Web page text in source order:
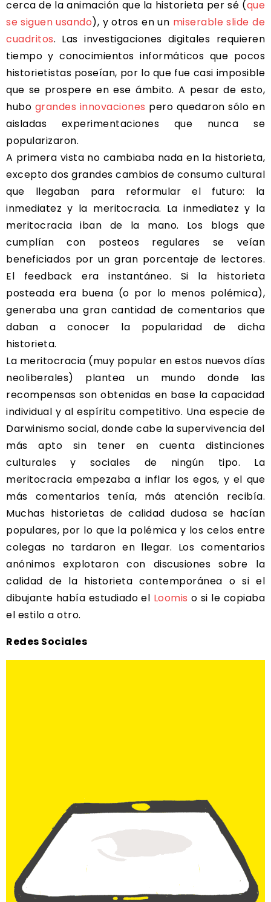
cerca de la animación que la historieta per sé (que
se siguen usando), y otros en un miserable slide de
cuadritos. Las investigaciones digitales requieren
tiempo y conocimientos informáticos que pocos
historietistas poseían, por lo que fue casi imposible
que se prospere en ese ámbito. A pesar de esto,
hubo grandes innovaciones pero quedaron sólo en
aisladas experimentaciones que nunca se
popularizaron.
A primera vista no cambiaba nada en la historieta,
excepto dos grandes cambios de consumo cultural
que llegaban para reformular el futuro: la
inmediatez y la meritocracia. La inmediatez y la
meritocracia iban de la mano. Los blogs que
cumplían con posteos regulares se veían
beneficiados por un gran porcentaje de lectores.
El feedback era instantáneo. Si la historieta
posteada era buena (o por lo menos polémica),
generaba una gran cantidad de comentarios que
daban a conocer la popularidad de dicha
historieta.
La meritocracia (muy popular en estos nuevos días
neoliberales) plantea un mundo donde las
recompensas son obtenidas en base la capacidad
individual y al espíritu competitivo. Una especie de
Darwinismo social, donde cabe la supervivencia del
más apto sin tener en cuenta distinciones
culturales y sociales de ningún tipo. La
meritocracia empezaba a inflar los egos, y el que
más comentarios tenía, más atención recibía.
Muchas historietas de calidad dudosa se hacían
populares, por lo que la polémica y los celos entre
colegas no tardaron en llegar. Los comentarios
anónimos explotaron con discusiones sobre la
calidad de la historieta contemporánea o si el
dibujante había estudiado el Loomis o si le copiaba
el estilo a otro.
Redes Sociales